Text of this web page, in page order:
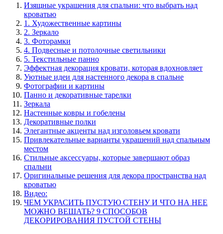
Изящные украшения для спальни: что выбрать над
кроватью
1. Художественные картины
2. Зеркало
3. Фоторамки
4. Подвесные и потолочные светильники
5. Текстильные панно
Эффектная декорация кровати, которая вдохновляет
Уютные идеи для настенного декора в спальне
Фотографии и картины
Панно и декоративные тарелки
Зеркала
Настенные ковры и гобелены
Декоративные полки
Элегантные акценты над изголовьем кровати
Привлекательные варианты украшений над спальным
местом
Стильные аксессуары, которые завершают образ
спальни
Оригинальные решения для декора пространства над
кроватью
Видео:
ЧЕМ УКРАСИТЬ ПУСТУЮ СТЕНУ И ЧТО НА НЕЕ
МОЖНО ВЕШАТЬ? 9 СПОСОБОВ
ДЕКОРИРОВАНИЯ ПУСТОЙ СТЕНЫ